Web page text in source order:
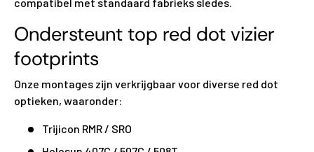
Ondersteunt top red dot vizier
footprints
Onze montages zijn verkrijgbaar voor diverse red dot
optieken, waaronder:
Trijicon RMR / SRO